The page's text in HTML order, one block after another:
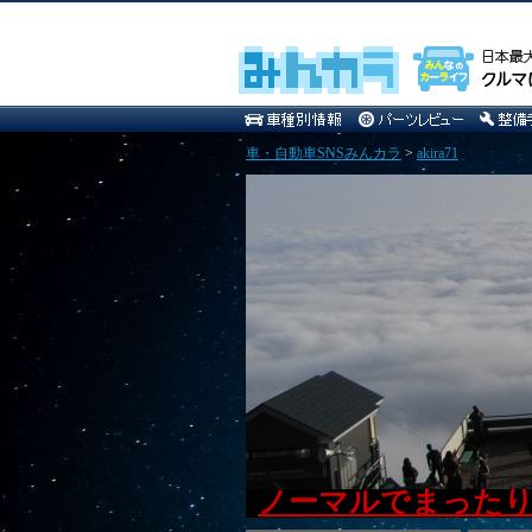
車・自動車SNSみんカラ > akira71
ノーマルでまった